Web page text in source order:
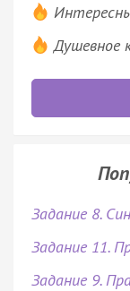
Душевное
Задание 8.
Задание 11.
Задание 9.